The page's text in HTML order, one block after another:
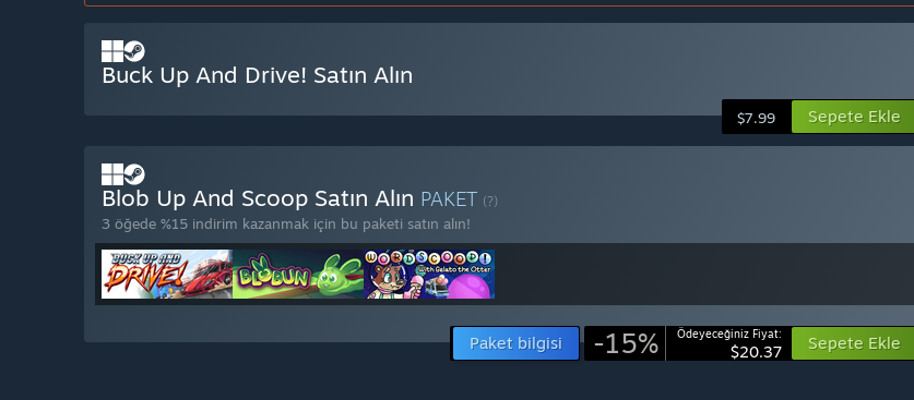
Buck Up And Drive! Satın Alın
$7.99 Sepete Ekle
Blob Up And Scoop Satın Alın PAKET (?)
3 öğede %15 indirim kazanmak için bu paketi satın alın!
Paket bilgisi -15% Ödeyeceğiniz Fiyat:
$20.37 Sepete Ekle